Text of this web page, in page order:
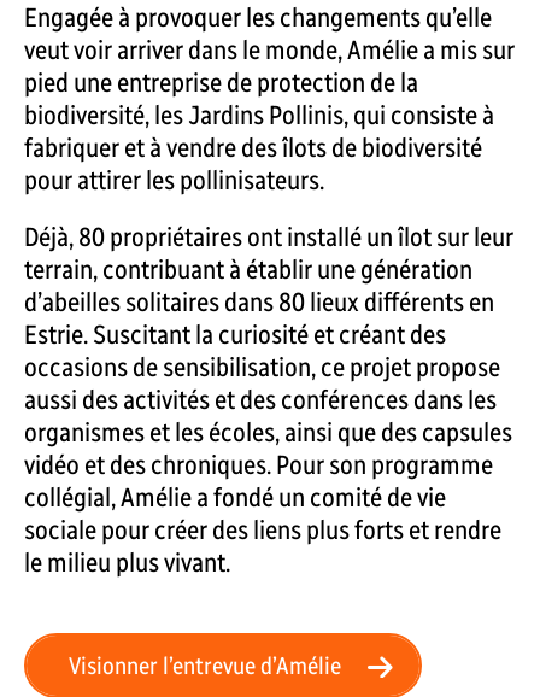
Engagée à provoquer les changements qu’elle
veut voir arriver dans le monde, Amélie a mis sur
pied une entreprise de protection de la
biodiversité, les Jardins Pollinis, qui consiste à
fabriquer et à vendre des îlots de biodiversité
pour attirer les pollinisateurs.
Déjà, 80 propriétaires ont installé un îlot sur leur
terrain, contribuant à établir une génération
d’abeilles solitaires dans 80 lieux différents en
Estrie. Suscitant la curiosité et créant des
occasions de sensibilisation, ce projet propose
aussi des activités et des conférences dans les
organismes et les écoles, ainsi que des capsules
vidéo et des chroniques. Pour son programme
collégial, Amélie a fondé un comité de vie
sociale pour créer des liens plus forts et rendre
le milieu plus vivant.
Visionner l’entrevue d’Amélie